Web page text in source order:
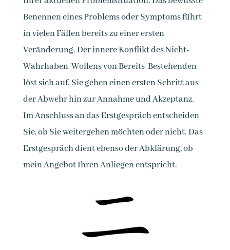
Benennen eines Problems oder Symptoms führt
in vielen Fällen bereits zu einer ersten
Veränderung. Der innere Konflikt des Nicht-
Wahrhaben-Wollens von Bereits-Bestehenden
löst sich auf. Sie gehen einen ersten Schritt aus
der Abwehr hin zur Annahme und Akzeptanz.
Im Anschluss an das Erstgespräch entscheiden
Sie, ob Sie weitergehen möchten oder nicht. Das
Erstgespräch dient ebenso der Abklärung, ob
mein Angebot Ihren Anliegen entspricht.